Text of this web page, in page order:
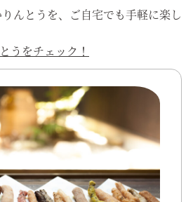
んとうを、ご自宅でも手軽に楽し
うをチェック！